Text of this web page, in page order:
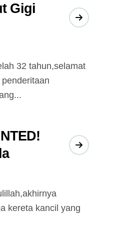
Gigi
kereta kancil yang